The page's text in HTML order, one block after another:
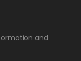
and